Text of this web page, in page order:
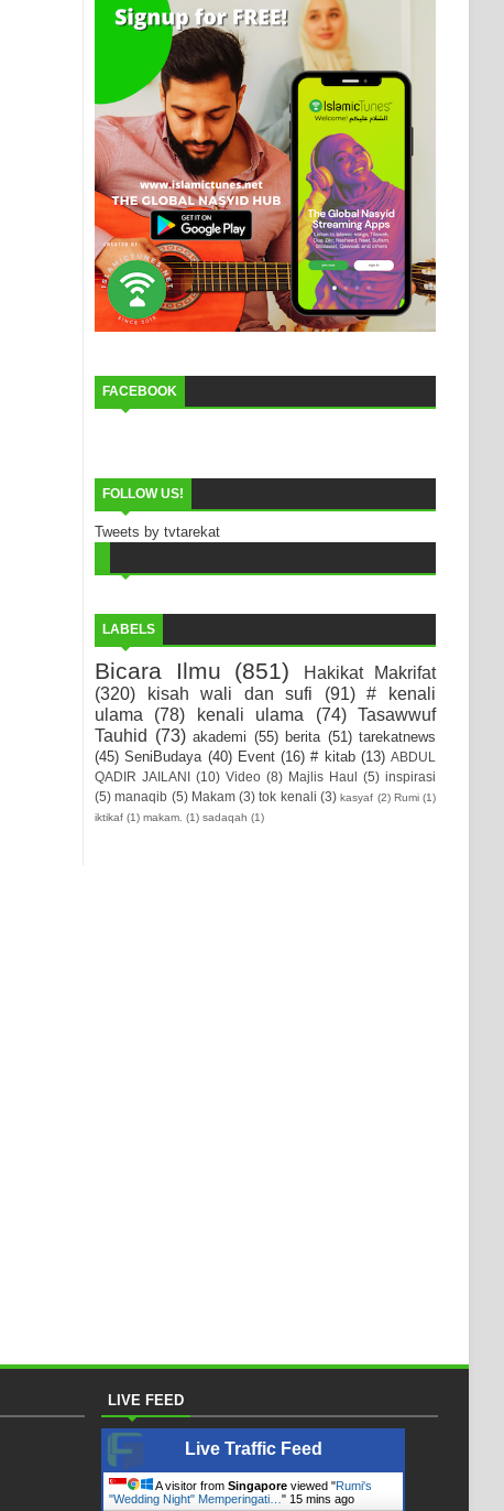
FACEBOOK
FOLLOW US!
Tweets by tvtarekat
LABELS
Bicara Ilmu (851)
Hakikat Makrifat
(320)
kisah wali dan sufi (91)
# kenali
ulama
(78) kenali ulama (74)
Tasawwuf
Tauhid (73) akademi (55) berita (51) tarekatnews
(45) SeniBudaya (40) Event (16) # kitab (13) ABDUL
QADIR JAILANI
(10) Video (8) Majlis Haul (5) inspirasi
(5) manaqib (5) Makam (3) tok kenali (3) kasyaf (2) Rumi (1)
iktikaf (1) makam. (1) sadaqah (1)
LIVE FEED
Live Traffic Feed
A visitor from Singapore viewed "Rumi's
"Wedding Night" Memperingati… " 15 mins ago